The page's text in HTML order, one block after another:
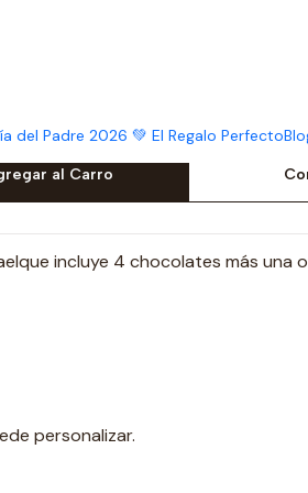
del Padre 2026 💚 El Regalo Perfecto
al Carro
elque incluye 4 chocolates más una
personalizar.